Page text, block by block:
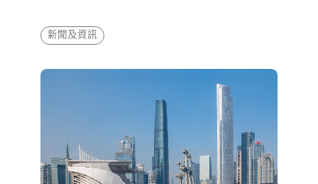
新聞及資訊